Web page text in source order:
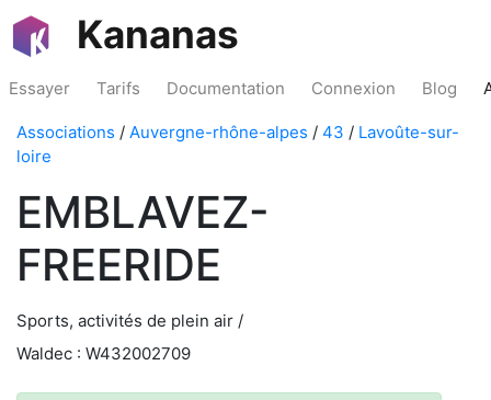
Kananas
Essayer Tarifs Documentation Connexion Blog
Associations / Auvergne-rhône-alpes / 43 / Lavoûte-sur-
loire
EMBLAVEZ-
FREERIDE
Sports, activités de plein air /
Waldec : W432002709